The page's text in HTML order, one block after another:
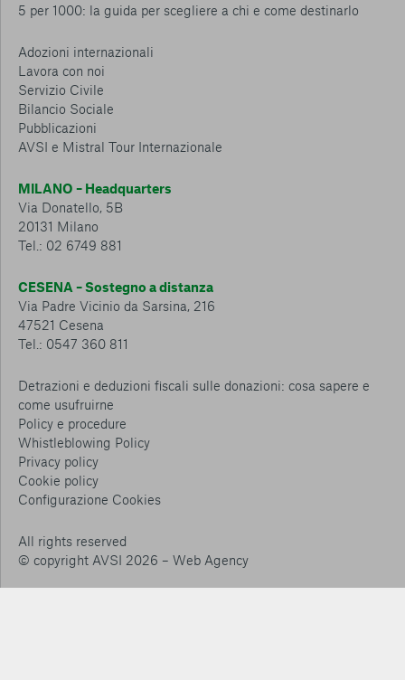
5 per 1000: la guida per scegliere a chi e come destinarlo
Adozioni internazionali
Lavora con noi
Servizio Civile
Bilancio Sociale
Pubblicazioni
AVSI e Mistral Tour Internazionale
MILANO – Headquarters
Via Donatello, 5B
20131 Milano
Tel.: 02 6749 881
CESENA – Sostegno a distanza
Via Padre Vicinio da Sarsina, 216
47521 Cesena
Tel.: 0547 360 811
Detrazioni e deduzioni fiscali sulle donazioni: cosa sapere e
come usufruirne
Policy e procedure
Whistleblowing Policy
Privacy policy
Cookie policy
Configurazione Cookies
All rights reserved
© copyright AVSI 2026 – Web Agency